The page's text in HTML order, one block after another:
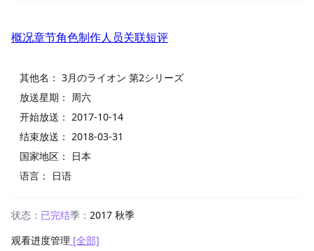
概况章节角色制作人员关联短评
其他名： 3月のライオン 第2シリーズ
放送星期：
周六
开始放送： 2017-10-14
结束放送： 2018-03-31
国家地区：
日本
语言：
日语
状态： 已完结季： 2017 秋季
观看进度管理 [全部]